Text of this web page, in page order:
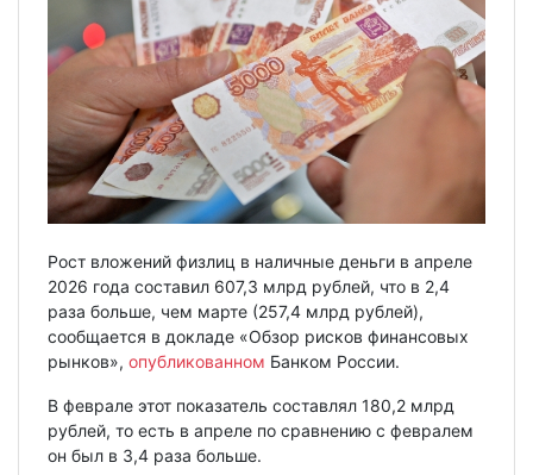
Рост вложений физлиц в наличные деньги в апреле
2026 года составил 607,3 млрд рублей, что в 2,4
раза больше, чем марте (257,4 млрд рублей),
сообщается в докладе «Обзор рисков финансовых
рынков», опубликованном Банком России.
В феврале этот показатель составлял 180,2 млрд
рублей, то есть в апреле по сравнению с февралем
он был в 3,4 раза больше.